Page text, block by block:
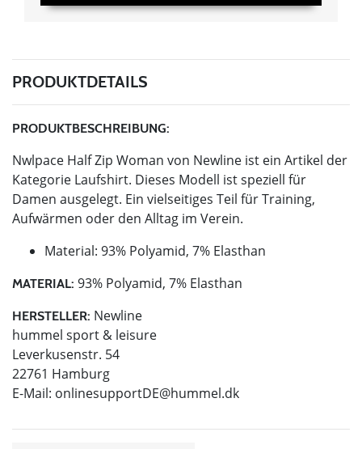
PRODUKTDETAILS
PRODUKTBESCHREIBUNG:
Nwlpace Half Zip Woman von Newline ist ein Artikel der
Kategorie Laufshirt. Dieses Modell ist speziell für
Damen ausgelegt. Ein vielseitiges Teil für Training,
Aufwärmen oder den Alltag im Verein.
Material: 93% Polyamid, 7% Elasthan
MATERIAL: 93% Polyamid, 7% Elasthan
HERSTELLER: Newline
hummel sport & leisure
Leverkusenstr. 54
22761 Hamburg
E-Mail: onlinesupportDE@hummel.dk